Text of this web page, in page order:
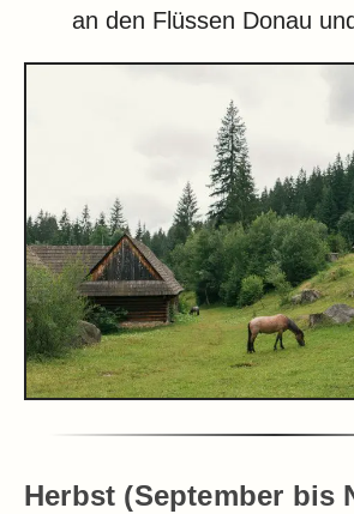
an den Flüssen Donau
Herbst (September bis